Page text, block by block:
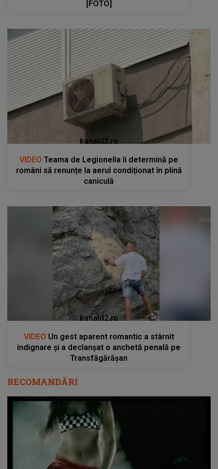
[FOTO]
kanald2.ro
VIDEO Teama de Legionella îi determină pe
români să renunțe la aerul condiționat în plină
caniculă
kanald2.ro
VIDEO Un gest aparent romantic a stârnit
indignare și a declanșat o anchetă penală pe
Transfăgărășan
RECOMANDĂRI